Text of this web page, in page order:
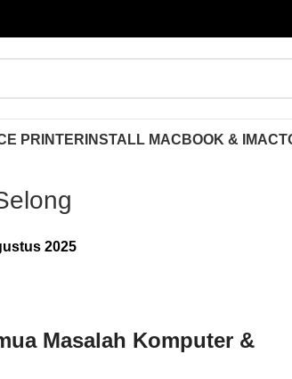
PRINTER INSTALL MACBOOK & IMAC
2025
Masalah Komputer &